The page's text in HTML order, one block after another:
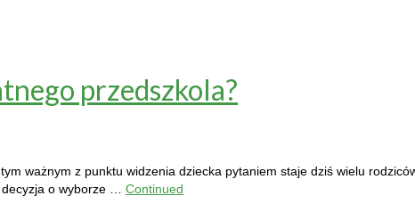
przedszkola?
ważnym z punktu widzenia dziecka pytaniem staje dziś wielu
o wyborze … Continued